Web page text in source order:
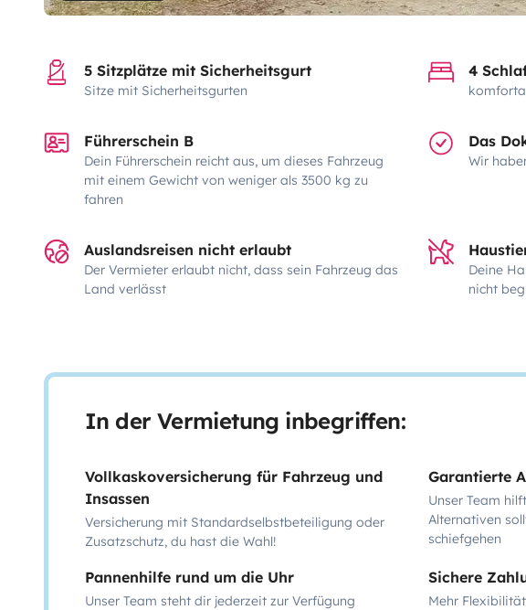
5 Sitzplätze mit Sicherheitsgurt
Sitze mit Sicherheitsgurten
4
Führerschein B
Dein Führerschein reicht aus, um dieses Fahrzeug
mit einem Gewicht von weniger als 3500 kg zu
fahren
Das
Wir
Auslandsreisen nicht erlaubt
Der Vermieter erlaubt nicht, dass sein Fahrzeug das
Land verlässt
Deine
nicht
In der Vermietung inbegriffen:
Vollkaskoversicherung für Fahrzeug und
Insassen
Versicherung mit Standardselbstbeteiligung oder
Zusatzschutz, du hast die Wahl!
Garantierte
Unser Team
Alternativen
schiefgehen
Pannenhilfe rund um die Uhr
Unser Team steht dir jederzeit zur Verfügung
Sichere
Mehr